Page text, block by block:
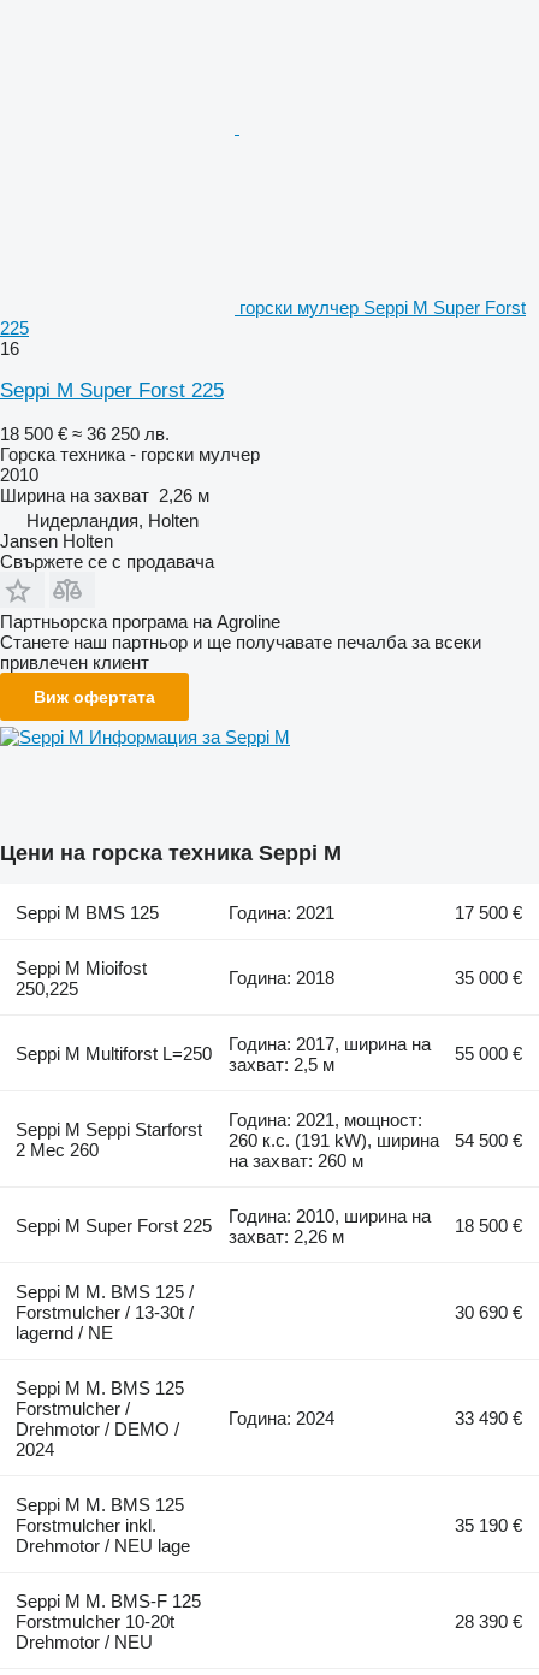
горски мулчер Seppi M Super Forst
225
16
Seppi M Super Forst 225
18 500 € ≈ 36 250 лв.
Горска техника - горски мулчер
2010
Ширина на захват 2,26 м
Нидерландия, Holten
Jansen Holten
Свържете се с продавача
Партньорска програма на Agroline
Станете наш партньор и ще получавате печалба за всеки
привлечен клиент
Виж офертата
Информация за Seppi M
Цени на горска техника Seppi M
Seppi M BMS 125 Година: 2021 17 500 €
Seppi M Mioifost
250,225
Година: 2018 35 000 €
Seppi M Multiforst L=250
Година: 2017, ширина на
захват: 2,5 м
55 000 €
Seppi M Seppi Starforst
2 Mec 260
Година: 2021, мощност:
260 к.с. (191 kW), ширина
на захват: 260 м
54 500 €
Seppi M Super Forst 225
Година: 2010, ширина на
захват: 2,26 м
18 500 €
Seppi M M. BMS 125 /
Forstmulcher / 13-30t /
lagernd / NE
30 690 €
Seppi M M. BMS 125
Forstmulcher /
Drehmotor / DEMO /
2024
Година: 2024 33 490 €
Seppi M M. BMS 125
Forstmulcher inkl.
Drehmotor / NEU lage
35 190 €
Seppi M M. BMS-F 125
Forstmulcher 10-20t
Drehmotor / NEU
28 390 €